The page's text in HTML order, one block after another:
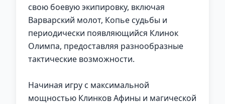
свою боевую экипировку, включая
Варварский молот, Копье судьбы и
периодически появляющийся Клинок
Олимпа, предоставляя разнообразные
тактические возможности.
Начиная игру с максимальной
мощностью Клинков Афины и магической